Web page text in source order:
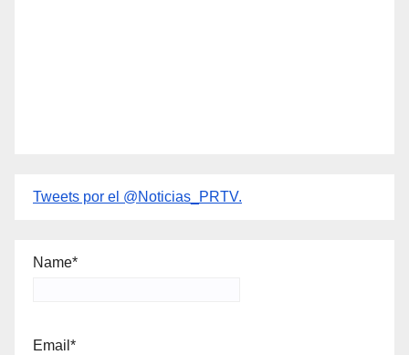
Tweets por el @Noticias_PRTV.
Name*
Email*